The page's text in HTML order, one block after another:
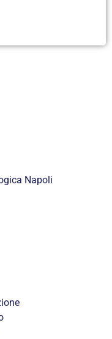
Napoli